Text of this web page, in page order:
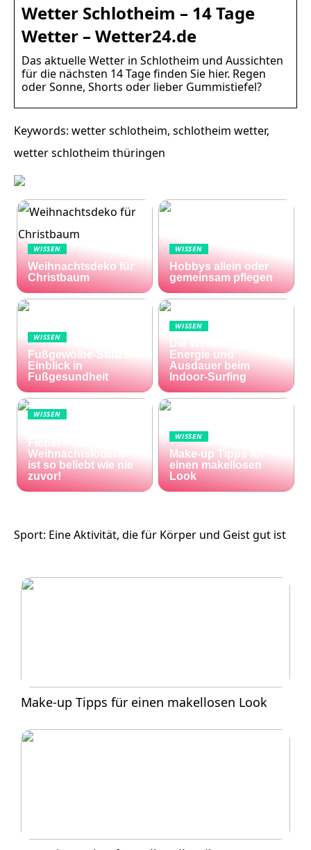
Wetter Schlotheim – 14 Tage
Wetter – Wetter24.de
Das aktuelle Wetter in Schlotheim und Aussichten
für die nächsten 14 Tage finden Sie hier. Regen
oder Sonne, Shorts oder lieber Gummistiefel?
Keywords: wetter schlotheim, schlotheim wetter,
wetter schlotheim thüringen
WISSEN
Weihnachtsdeko für
Christbaum
WISSEN
Hobbys allein oder
gemeinsam pflegen
WISSEN
Fußgewölbe-Stütze:
Einblick in
Fußgesundheit
WISSEN
Die Welle zu Hause:
Energie und
Ausdauer beim
Indoor-Surfing
WISSEN
Fieber – die El Gordo
Weihnachtslotterie
ist so beliebt wie nie
zuvor!
WISSEN
Make-up Tipps für
einen makellosen
Look
Sport: Eine Aktivität, die für Körper und Geist gut ist
Make-up Tipps für einen makellosen Look